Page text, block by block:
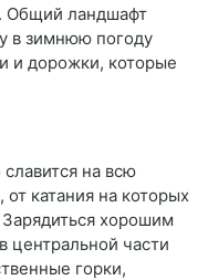
Общий ландшафт
в зимнюю погоду
и дорожки, которые
на всю
катания на которых
хорошим
центральной части
горки,